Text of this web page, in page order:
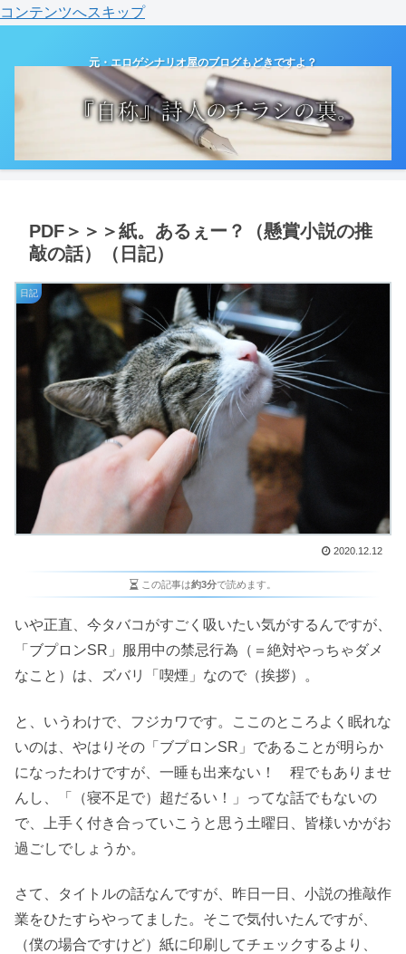
コンテンツへスキップ
元・エロゲシナリオ屋のブログもどきですよ？
PDF＞＞＞紙。あるぇー？（懸賞小説の推
敲の話）（日記）
日記
2020.12.12
この記事は約3分で読めます。
いや正直、今タバコがすごく吸いたい気がするんですが、
「ブプロンSR」服用中の禁忌行為（＝絶対やっちゃダメ
なこと）は、ズバリ「喫煙」なので（挨拶）。
と、いうわけで、フジカワです。ここのところよく眠れな
いのは、やはりその「ブプロンSR」であることが明らか
になったわけですが、一睡も出来ない！ 程でもありませ
んし、「（寝不足で）超だるい！」ってな話でもないの
で、上手く付き合っていこうと思う土曜日、皆様いかがお
過ごしでしょうか。
さて、タイトルの話なんですが、昨日一日、小説の推敲作
業をひたすらやってました。そこで気付いたんですが、
（僕の場合ですけど）紙に印刷してチェックするより、